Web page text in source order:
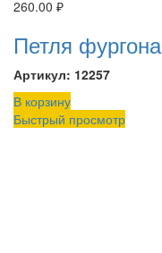
260.00 ₽
Петля фургона
Артикул: 12257
В корзину
Быстрый просмотр